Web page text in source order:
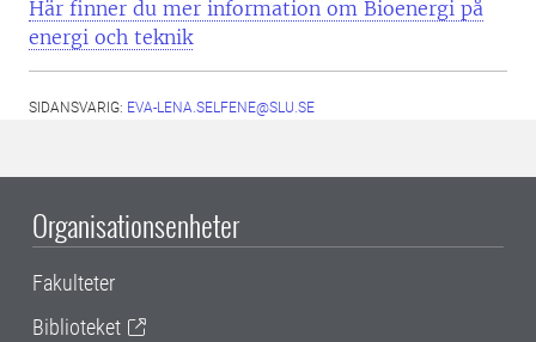
Här finner du mer information om Bioenergi på
energi och teknik
SIDANSVARIG: EVA-LENA.SELFENE@SLU.SE
Organisationsenheter
Fakulteter
Biblioteket